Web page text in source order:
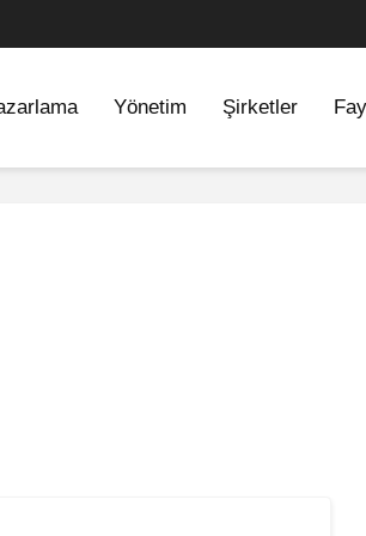
Yönetim Şirketler